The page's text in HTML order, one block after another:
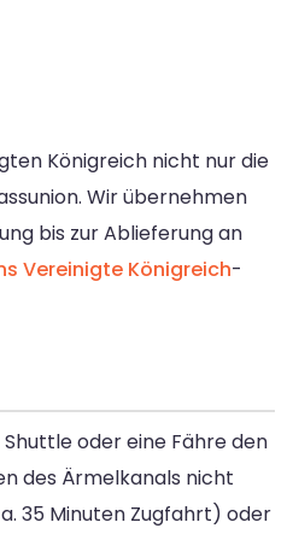
Königreich nicht nur die
Wir übernehmen
bis zur Ablieferung an
Vereinigte Königreich-
oder eine Fähre den
des Ärmelkanals nicht
35 Minuten Zugfahrt) oder